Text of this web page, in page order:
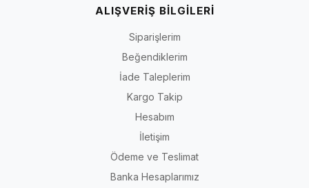
ALIŞVERİŞ BİLGİLERİ
Siparişlerim
Beğendiklerim
İade Taleplerim
Kargo Takip
Hesabım
İletişim
Ödeme ve Teslimat
Banka Hesaplarımız